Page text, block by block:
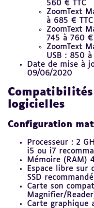
560 € TTC
ZoomText
à 685 € TTC
ZoomText
745 à 760 €
ZoomText
USB : 850
Date de mise à
09/06/2020
logicielles
Configuration
Processeur : 2
i5 ou i7
Mémoire (RAM)
Espace libre sur
SSD recommandé
Carte son
Magnifier/
Carte graphique